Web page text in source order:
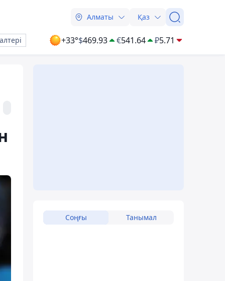
Алматы Қаз
+33°$469.93 €541.64 ₽5.71
Соңғы Танымал